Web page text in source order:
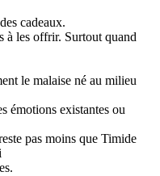
cadeaux.
à les offrir. Surtout quand
le malaise né au milieu
émotions existantes ou
pas moins que Timide